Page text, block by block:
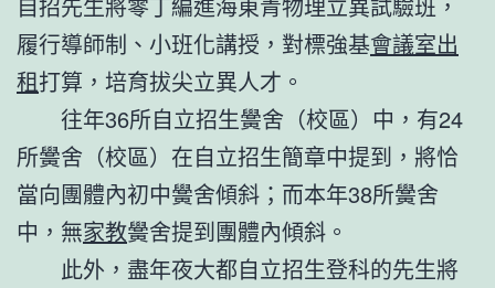
履行導師制、小班化講授，對標強基會議室出
租打算，培育拔尖立異人才。
往年36所自立招生黌舍（校區）中，有24
所黌舍（校區）在自立招生簡章中提到，將恰
當向團體內初中黌舍傾斜；而本年38所黌舍
中，無家教黌舍提到團體內傾斜。
此外，盡年夜大都自立招生登科的先生將